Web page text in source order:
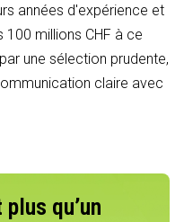
années d'expérience et
millions CHF à ce
une sélection prudente,
claire avec
plus qu’un